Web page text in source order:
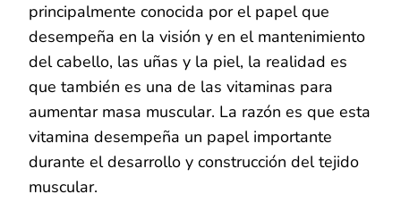
principalmente conocida por el papel que
desempeña en la visión y en el mantenimiento
del cabello, las uñas y la piel, la realidad es
que también es una de las vitaminas para
aumentar masa muscular. La razón es que esta
vitamina desempeña un papel importante
durante el desarrollo y construcción del tejido
muscular.